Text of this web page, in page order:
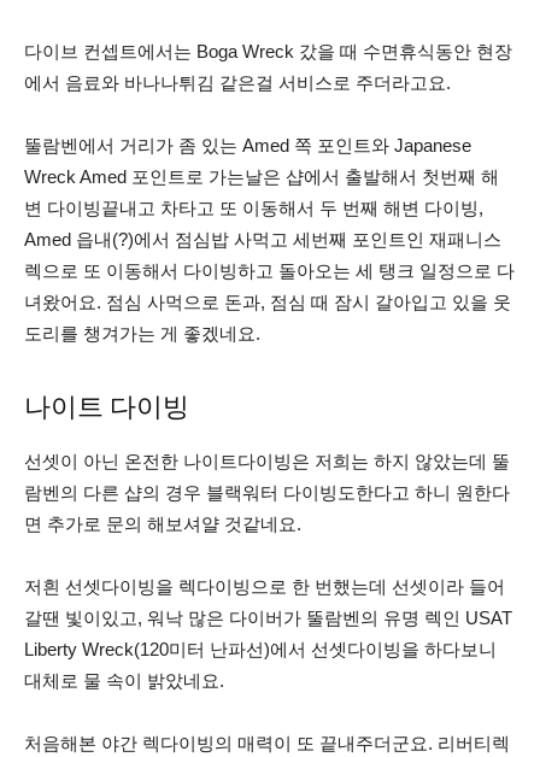
다이브 컨셉트에서는 Boga Wreck 갔을 때 수면휴식동안 현장
에서 음료와 바나나튀김 같은걸 서비스로 주더라고요.
뚤람벤에서 거리가 좀 있는 Amed 쪽 포인트와 Japanese
Wreck Amed 포인트로 가는날은 샵에서 출발해서 첫번째 해
변 다이빙끝내고 차타고 또 이동해서 두 번째 해변 다이빙,
Amed 읍내(?)에서 점심밥 사먹고 세번째 포인트인 재패니스
렉으로 또 이동해서 다이빙하고 돌아오는 세 탱크 일정으로 다
녀왔어요. 점심 사먹으로 돈과, 점심 때 잠시 갈아입고 있을 웃
도리를 챙겨가는 게 좋겠네요.
나이트 다이빙
선셋이 아닌 온전한 나이트다이빙은 저희는 하지 않았는데 뚤
람벤의 다른 샵의 경우 블랙워터 다이빙도한다고 하니 원한다
면 추가로 문의 해보셔얄 것같네요.
저흰 선셋다이빙을 렉다이빙으로 한 번했는데 선셋이라 들어
갈땐 빛이있고, 워낙 많은 다이버가 뚤람벤의 유명 렉인 USAT
Liberty Wreck(120미터 난파선)에서 선셋다이빙을 하다보니
대체로 물 속이 밝았네요.
처음해본 야간 렉다이빙의 매력이 또 끝내주더군요. 리버티렉